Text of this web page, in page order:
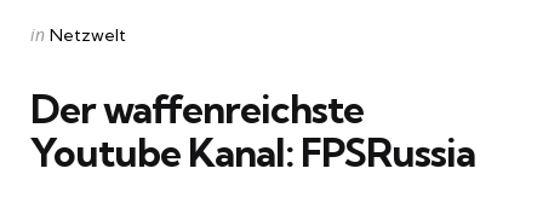
Categories
Posted
in Netzwelt
Der waffenreichste
Youtube Kanal: FPSRussia